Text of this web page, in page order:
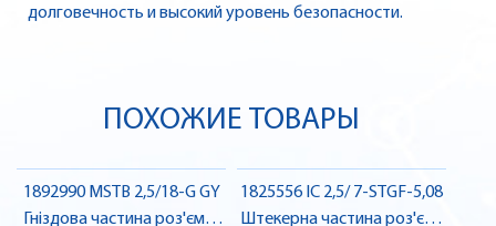
долговечность и высокий уровень безопасности.
ПОХОЖИЕ ТОВАРЫ
1892990 MSTB 2,5/18-G GY
Гніздова частина роз'єму ,
1825556 IC 2,5/ 7-STGF-5,08
Штекерна частина роз'єму